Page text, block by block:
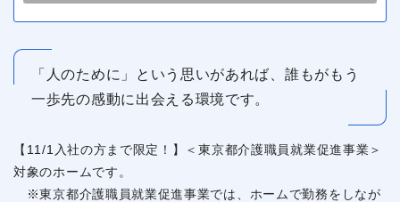
「人のために」という思いがあれば、誰もがもう
一歩先の感動に出会える環境です。
【11/1入社の方まで限定！】＜東京都介護職員就業促進事業＞
対象のホームです。
※東京都介護職員就業促進事業では、ホームで勤務をしなが